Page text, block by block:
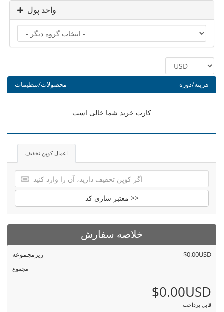
واحد پول
محصولات/تنظیمات هزینه/دوره
کارت خرید شما خالی است
اعمال کوپن تخفیف
معتبر سازی کد >>
خلاصه سفارش
زیرمجموعه $0.00USD
مجموع
$0.00USD
قابل پرداخت